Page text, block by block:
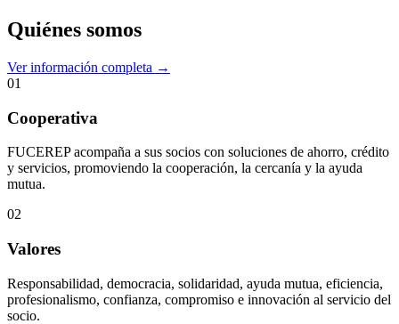
Quiénes somos
Ver información completa →
01
Cooperativa
FUCEREP acompaña a sus socios con soluciones de ahorro, crédito
y servicios, promoviendo la cooperación, la cercanía y la ayuda
mutua.
02
Valores
Responsabilidad, democracia, solidaridad, ayuda mutua, eficiencia,
profesionalismo, confianza, compromiso e innovación al servicio del
socio.